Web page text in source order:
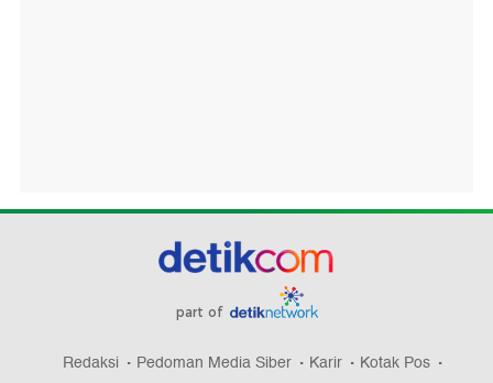
part of
Redaksi Pedoman Media Siber Karir
Kotak Pos